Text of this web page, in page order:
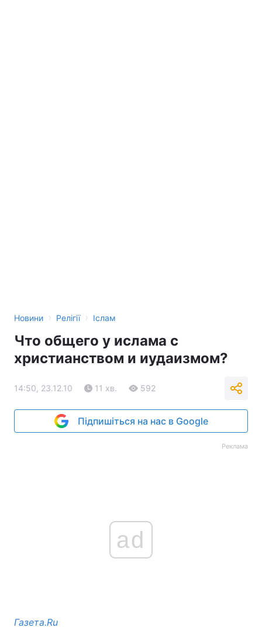
Новини › Релігії › Іслам
Что общего у ислама с
христианством и иудаизмом?
14:50, 23.12.10 11 хв. 592
Підпишіться на нас в Google
Реклама
ad
Газета.Ru